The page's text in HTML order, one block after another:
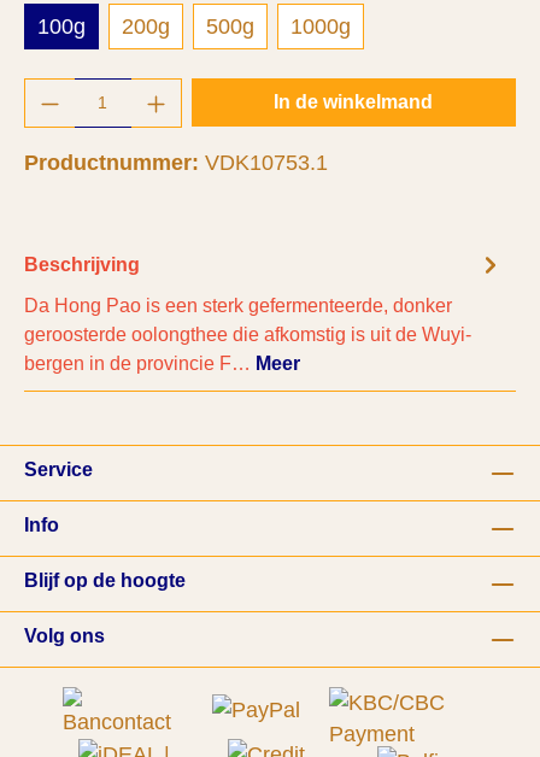
100g 200g 500g 1000g
Producthoeveelheid: Voer de gewenste
In de winkelmand
Productnummer: VDK10753.1
Beschrijving
Da Hong Pao is een sterk gefermenteerde, donker
geroosterde oolongthee die afkomstig is uit de Wuyi-
bergen in de provincie F… Meer
Service
Info
Blijf op de hoogte
Volg ons